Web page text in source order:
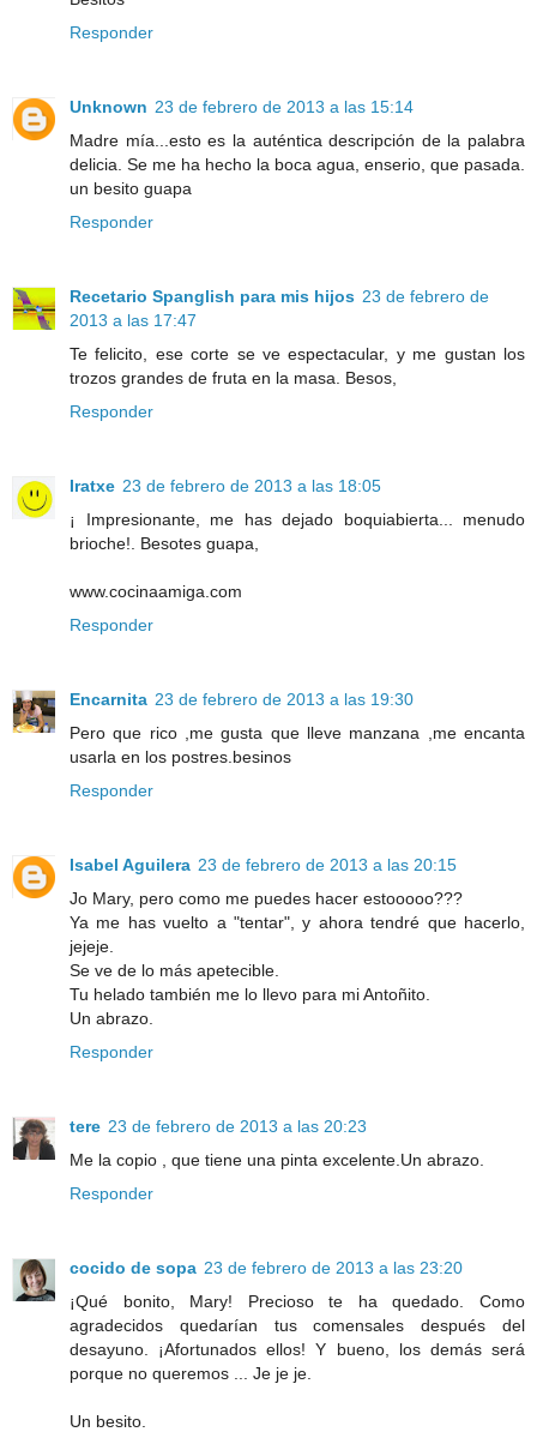
Responder
Unknown 23 de febrero de 2013 a las 15:14
Madre mía...esto es la auténtica descripción de la palabra
delicia. Se me ha hecho la boca agua, enserio, que pasada.
un besito guapa
Responder
Recetario Spanglish para mis hijos 23 de febrero de
2013 a las 17:47
Te felicito, ese corte se ve espectacular, y me gustan los
trozos grandes de fruta en la masa. Besos,
Responder
Iratxe 23 de febrero de 2013 a las 18:05
¡ Impresionante, me has dejado boquiabierta... menudo
brioche!. Besotes guapa,
www.cocinaamiga.com
Responder
Encarnita 23 de febrero de 2013 a las 19:30
Pero que rico ,me gusta que lleve manzana ,me encanta
usarla en los postres.besinos
Responder
Isabel Aguilera 23 de febrero de 2013 a las 20:15
Jo Mary, pero como me puedes hacer estooooo???
Ya me has vuelto a "tentar", y ahora tendré que hacerlo,
jejeje.
Se ve de lo más apetecible.
Tu helado también me lo llevo para mi Antoñito.
Un abrazo.
Responder
tere 23 de febrero de 2013 a las 20:23
Me la copio , que tiene una pinta excelente.Un abrazo.
Responder
cocido de sopa 23 de febrero de 2013 a las 23:20
¡Qué bonito, Mary! Precioso te ha quedado. Como
agradecidos quedarían tus comensales después del
desayuno. ¡Afortunados ellos! Y bueno, los demás será
porque no queremos ... Je je je.
Un besito.